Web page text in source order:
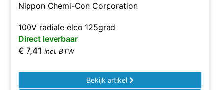
Nippon Chemi-Con Corporation
100V radiale elco 125grad
Direct leverbaar
€ 7,41 incl. BTW
Bekijk artikel